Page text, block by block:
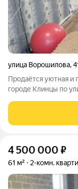
улица Ворошилова,
Продаётся уютная и
городе Клинцы по
что гарантирует
хороший
4 500 000 ₽
61 м² 2-комн.